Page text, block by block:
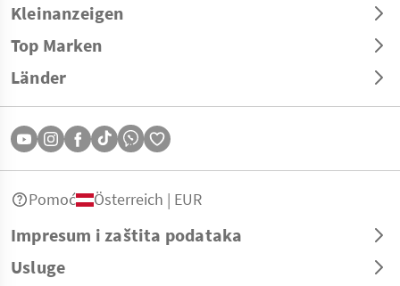
Kleinanzeigen
Top Marken
Länder
Impresum i zaštita podataka
Usluge
Pomoć Österreich | EUR